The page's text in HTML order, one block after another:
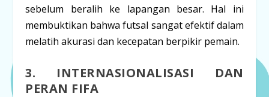
sebelum beralih ke lapangan besar. Hal ini
membuktikan bahwa futsal sangat efektif dalam
melatih akurasi dan kecepatan berpikir pemain.
3. INTERNASIONALISASI DAN
PERAN FIFA